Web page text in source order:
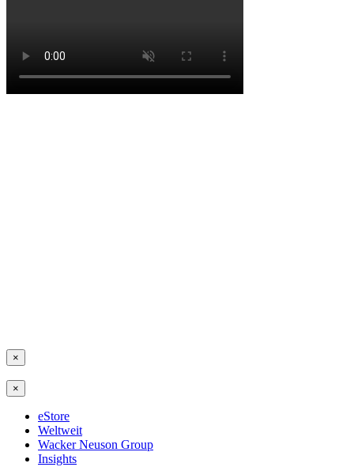
×
×
eStore
Weltweit
Wacker Neuson Group
Insights